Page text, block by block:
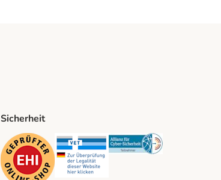
Sicherheit
Security Security Security